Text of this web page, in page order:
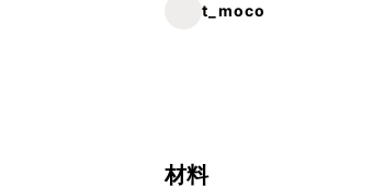
t_moco
材料